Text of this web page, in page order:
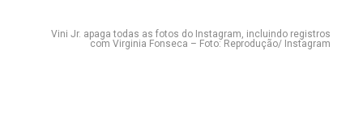
Vini Jr. apaga todas as fotos do Instagram, incluindo registros
com Virginia Fonseca – Foto: Reprodução/ Instagram